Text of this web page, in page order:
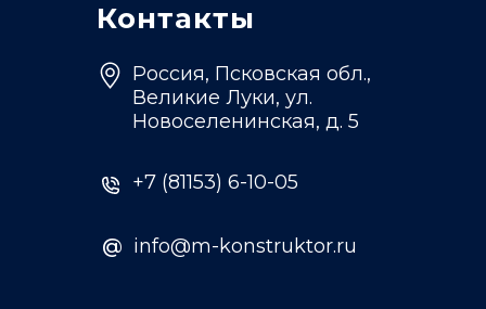
Контакты
Россия, Псковская обл.,
Великие Луки, ул.
Новоселенинская, д. 5
@ info@m-konstruktor.ru
+7 (81153) 6-10-05